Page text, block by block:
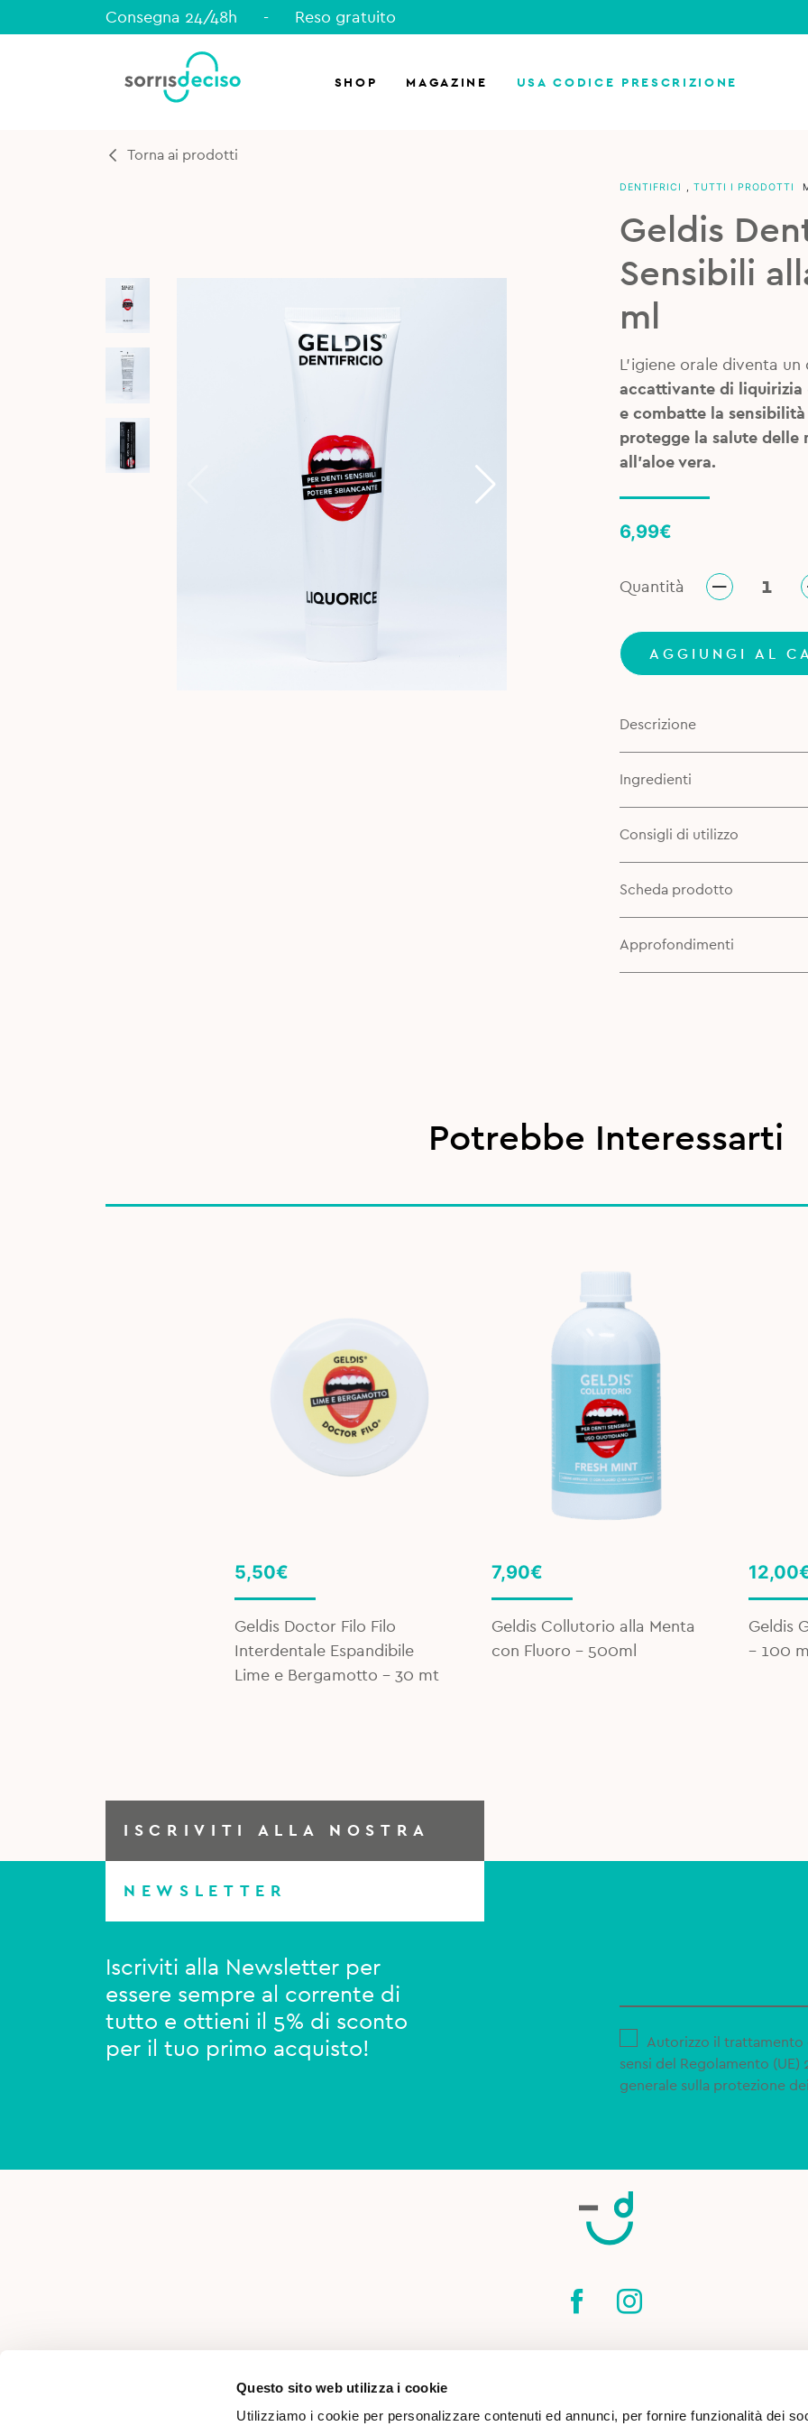
Questo sito web utilizza i cookie
Utilizziamo i cookie per personalizzare contenuti ed annunci, per fornire funzionalità dei
Consegna 24/48h - Reso gratuito
SHOP MAGAZINE USA CODICE PRESCRIZIONE
Torna ai prodotti
DENTIFRICI , TUTTI I PRODOTTI
Geldis
Sensibili
ml
L’igiene orale diventa
accattivante di liquirizia
e combatte la sensibilità
protegge la salute delle
all’aloe vera.
6,99€
Quantità
AGGIUNGI AL
Descrizione
Ingredienti
Consigli di utilizzo
Scheda prodotto
Approfondimenti
Potrebbe Interessarti
5,50€
Geldis Doctor Filo Filo
Interdentale Espandibile
Lime e Bergamotto – 30 mt
7,90€
Geldis Collutorio alla Menta
con Fluoro - 500ml
12,00
Geldis
– 100
ISCRIVITI ALLA NOSTRA
NEWSLETTER
Iscriviti alla Newsletter per
essere sempre al corrente di
tutto e ottieni il 5% di sconto
per il tuo primo acquisto!
Autorizzo il trattamento
sensi del Regolamento
generale sulla protezione